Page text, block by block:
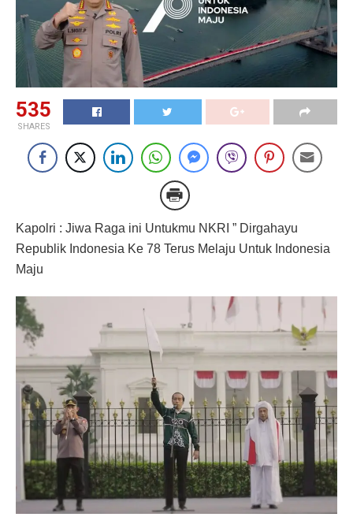
535
SHARES
Kapolri : Jiwa Raga ini Untukmu NKRI ” Dirgahayu
Republik Indonesia Ke 78 Terus Melaju Untuk Indonesia
Maju